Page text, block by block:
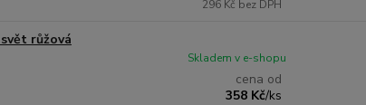
296 Kč bez DPH
růžová
cena od
358 Kč/ks
Skladem v e-shopu